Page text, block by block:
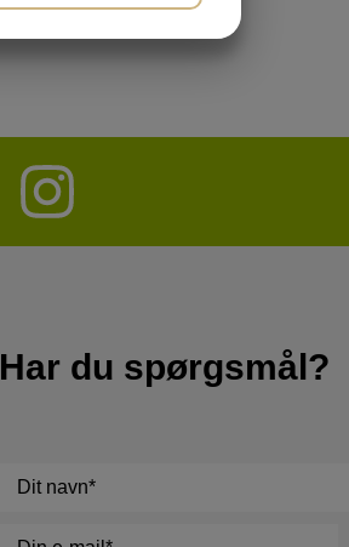
Har du spørgsmål?